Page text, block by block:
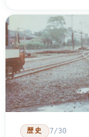
歴史 7/30